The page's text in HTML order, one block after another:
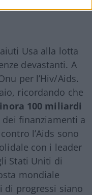
mandato
Usa alla lotta
devastanti. A
per l’Hiv/Aids.
ricordando che
100 miliardi
finanziamenti a
l’Aids sono
con i leader
Stati Uniti di
mondiale
di progressi siano